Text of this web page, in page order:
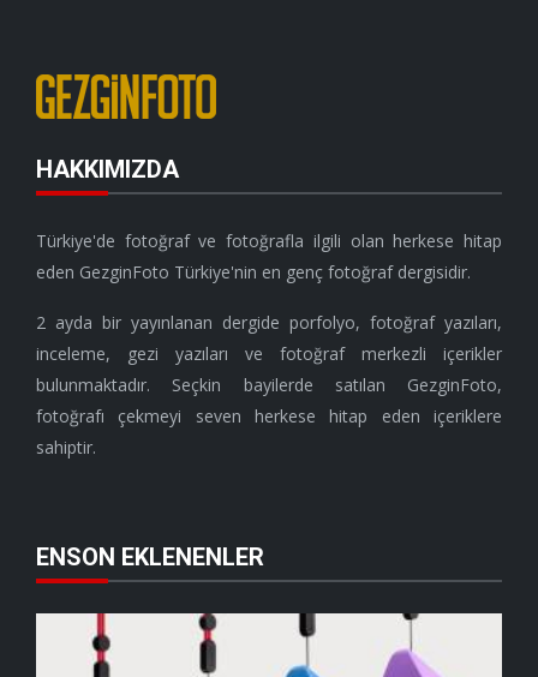
HAKKIMIZDA
Türkiye'de fotoğraf ve fotoğrafla ilgili olan herkese hitap
eden GezginFoto Türkiye'nin en genç fotoğraf dergisidir.
2 ayda bir yayınlanan dergide porfolyo, fotoğraf yazıları,
inceleme, gezi yazıları ve fotoğraf merkezli içerikler
bulunmaktadır. Seçkin bayilerde satılan GezginFoto,
fotoğrafı çekmeyi seven herkese hitap eden içeriklere
sahiptir.
ENSON EKLENENLER